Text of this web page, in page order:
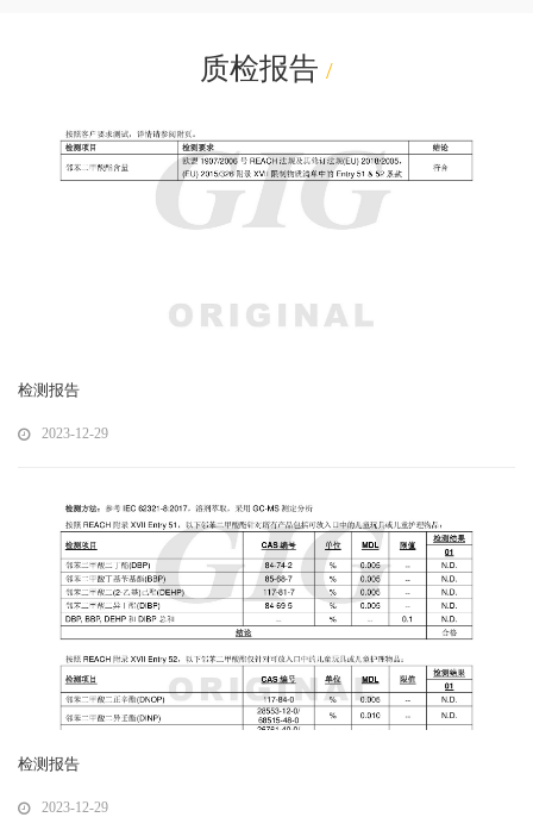
质检报告 /
检测报告
2023-12-29
检测报告
2023-12-29